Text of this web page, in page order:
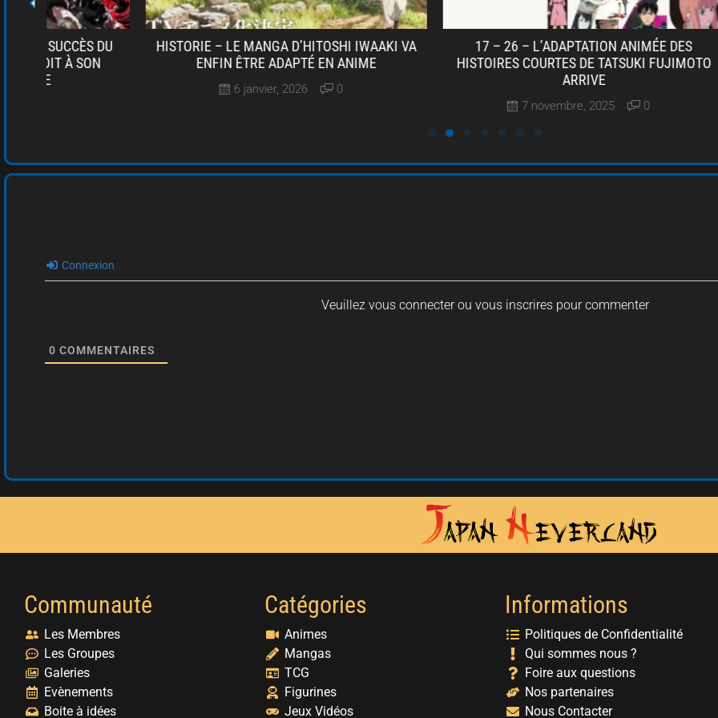
HISTORIE – LE MANGA D’HITOSHI IWAAKI VA
ENFIN ÊTRE ADAPTÉ EN ANIME
0
17 – 26 – L’ADAPTATION ANIMÉE DES
HISTOIRES COURTES DE TATSUKI FUJIMOTO
7 novembre, 2025 0
DEVILMAN
ANIME
Connexion
Veuillez vous connecter ou vous inscrires pour commenter
0 COMMENTAIRES
Communauté
Les Membres
Les Groupes
Galeries
Evènements
Boite à idées
Catégories
Animes
Mangas
TCG
Figurines
Jeux Vidéos
Informations
Politiques de Confidentialité
Qui sommes nous ?
Foire aux questions
Nos partenaires
Nous Contacter